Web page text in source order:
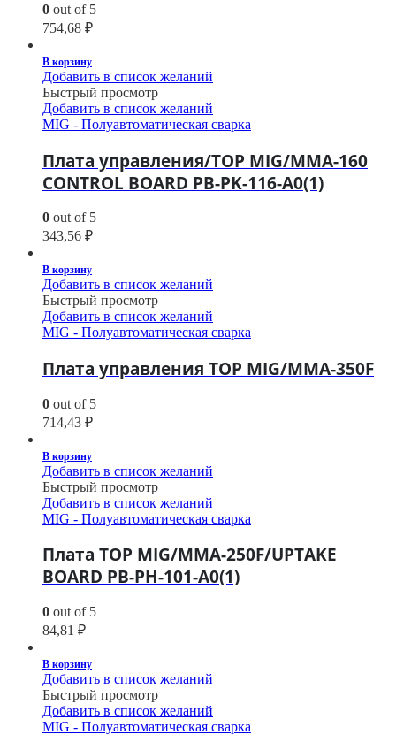
0 out of 5
754,68 ₽
В корзину
Добавить в список желаний
Быстрый просмотр
Добавить в список желаний
MIG - Полуавтоматическая сварка
Плата управления/TOP MIG/MMA-160
CONTROL BOARD PB-PK-116-A0(1)
0 out of 5
343,56 ₽
В корзину
Добавить в список желаний
Быстрый просмотр
Добавить в список желаний
MIG - Полуавтоматическая сварка
Плата управления TOP MIG/MMA-350F
0 out of 5
714,43 ₽
В корзину
Добавить в список желаний
Быстрый просмотр
Добавить в список желаний
MIG - Полуавтоматическая сварка
Плата TOP MIG/MMA-250F/UPTAKE
BOARD PB-PH-101-A0(1)
0 out of 5
84,81 ₽
В корзину
Добавить в список желаний
Быстрый просмотр
Добавить в список желаний
MIG - Полуавтоматическая сварка